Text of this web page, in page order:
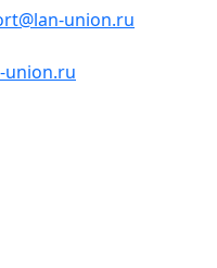
union.ru
union.ru